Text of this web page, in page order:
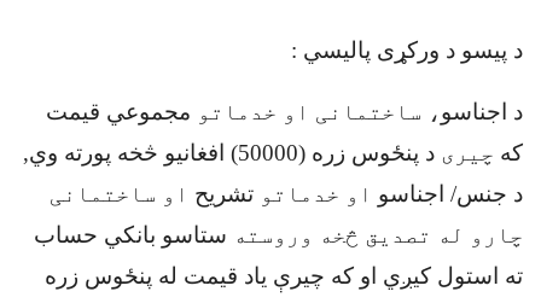
د پیسو د ورکړی پالیسي :
د اجناسو، ساختمانی او خدماتو مجموعي قيمت
که چیری
د پنځوس زره (50000) افغانیو څخه پورته وي,
د جنس/ اجناسو او خدماتو تشریح او ساختمانی
چارو له تصدیق څخه وروسته ستاسو بانکي حساب
ته استول کيږي او که چيرې یاد قیمت له پنځوس زره